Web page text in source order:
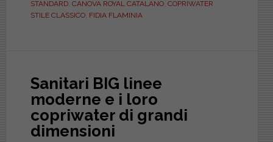
con
Dove
trovo
i
STANDARD, CANOVA ROYAL CATALANO, COPRIWATER
STILE CLASSICO, FIDIA FLAMINIA
Sanitari BIG linee
moderne e i loro
copriwater di grandi
dimensioni